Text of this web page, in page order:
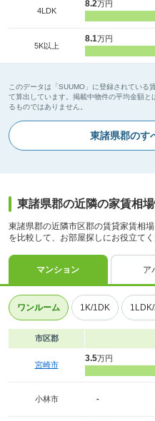
4LDK
8.2万円
5K以上
8.1万円
このデータは「SUUMO」に登録されている
て算出しています。掲載中物件の平均金額
るものではありません。
東諸県郡のす
東諸県郡の近隣の家賃相
東諸県郡の近隣市区郡の賃貸家賃相
を比較して、お部屋探しにお役立てく
マンション ア
ワンルーム 1K/1DK
市区郡
宮崎市
3.5万円
小林市 -